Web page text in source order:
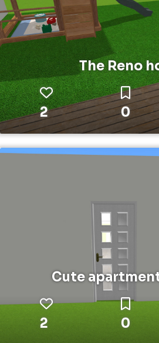
The Reno
2 0
Cute
2 0